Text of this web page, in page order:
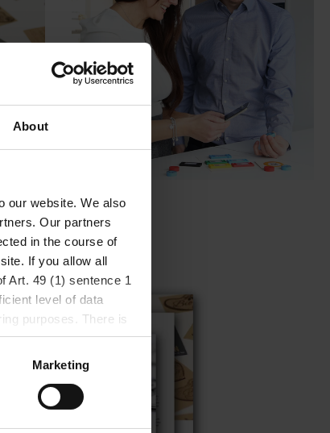
About
our website. We also
Our partners
in the course of
If you allow all
Art. 49 (1) sentence 1
level of data
purposes. There is
at any time by
Marketing